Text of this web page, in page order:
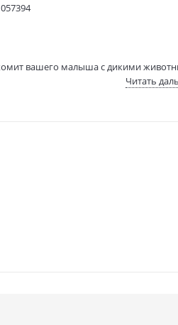
вашего малыша с дикими
Читать